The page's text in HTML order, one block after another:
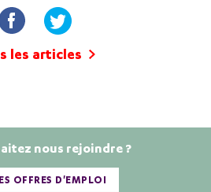
les articles
nous rejoindre ?
OFFRES D'EMPLOI